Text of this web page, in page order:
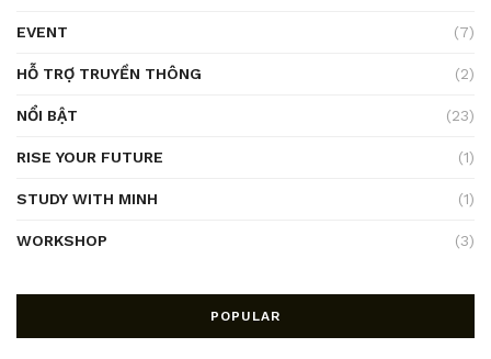
EVENT (7)
HỖ TRỢ TRUYỀN THÔNG (2)
NỔI BẬT (23)
RISE YOUR FUTURE (1)
STUDY WITH MINH (1)
WORKSHOP (3)
POPULAR